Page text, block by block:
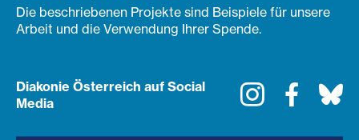
Die beschriebenen Projekte sind Beispiele für unsere
Arbeit und die Verwendung Ihrer Spende.
Diakonie Österreich auf Social
Media
Instagram